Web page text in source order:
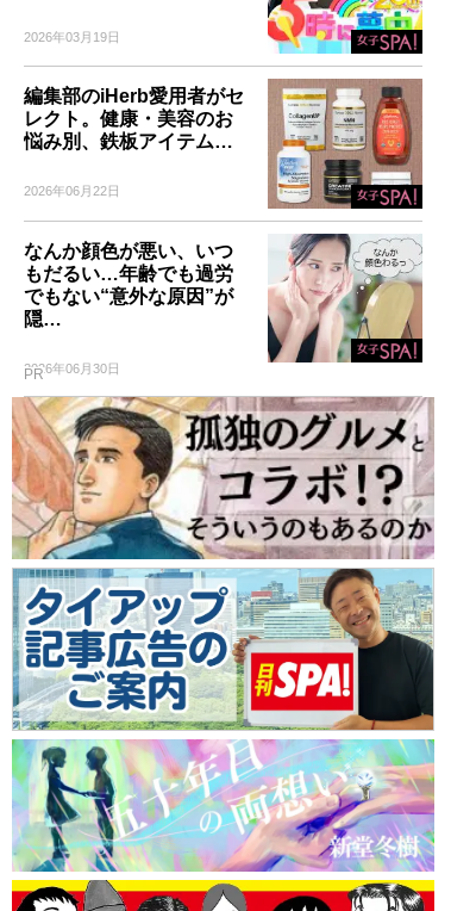
2026年03月19日
編集部のiHerb愛用者がセ
レクト。健康・美容のお
悩み別、鉄板アイテム…
2026年06月22日
なんか顔色が悪い、いつ
もだるい…年齢でも過労
でもない“意外な原因”が
隠…
2026年06月30日
PR